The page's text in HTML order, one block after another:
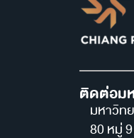
ติดต่อม
มหาวิท
80 หมู่